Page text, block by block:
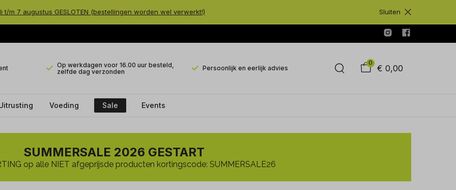
m 7 augustus GESLOTEN (bestellingen worden wel verwerkt!) Sluiten
Op werkdagen voor 16.00 uur besteld,
zelfde dag verzonden
Persoonlijk en eerlijk advies
0
€ 0,00
Voeding Sale Events
SUMMERSALE 2026 GESTART
op alle NIET afgeprijsde producten kortingscode: SUMMERSALE26